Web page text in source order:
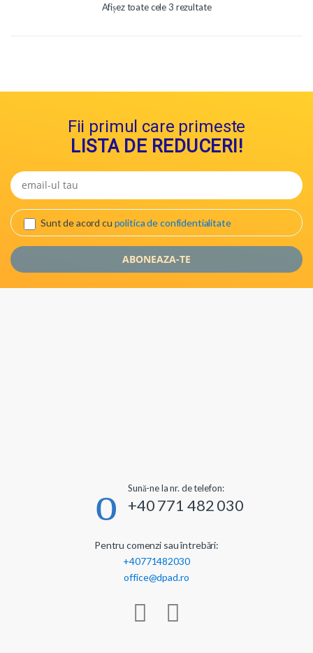
Afișez toate cele 3 rezultate
Fii primul care primeste
LISTA DE REDUCERI!
Sunt de acord cu politica de confidentialitate
Sună-ne la nr. de telefon:
+40 771 482 030
Pentru comenzi sau întrebări:
+40771482030
office@dpad.ro